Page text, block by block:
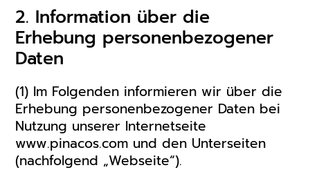
2. Information über die
Erhebung personenbezogener
Daten
(1) Im Folgenden informieren wir über die
Erhebung personenbezogener Daten bei
Nutzung unserer Internetseite
www.pinacos.com und den Unterseiten
(nachfolgend „Webseite“).